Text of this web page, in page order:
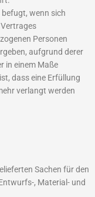
wenn sich
Personen
aufgrund derer
in einem Maße
dass eine Erfüllung
verlangt werden
Sachen für den
, Material- und